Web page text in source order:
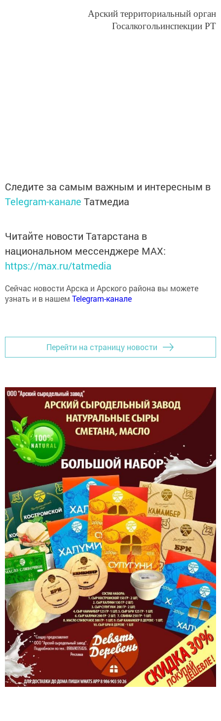
Госалкогольинспекции РТ
Telegram-каналеТатмедиа
Читайте новости Татарстана в
национальном мессенджере MАХ:
https://max.ru/tatmedia
узнать и в нашемTelegram-канале
Перейти на страницу новости